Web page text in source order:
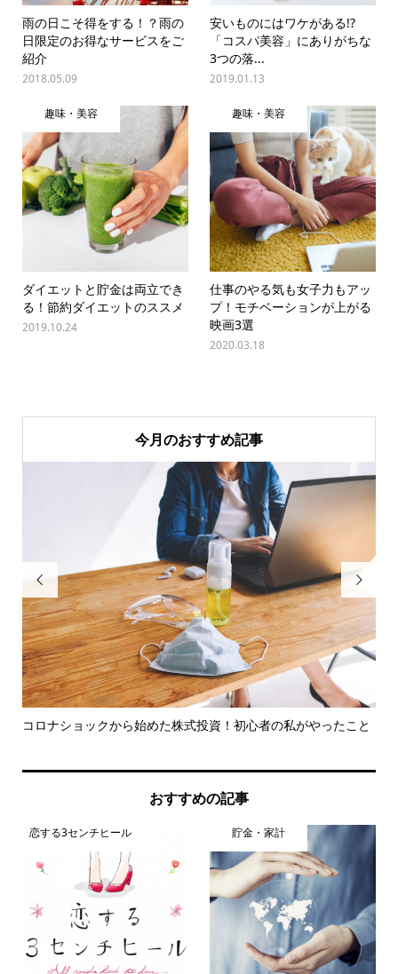
雨の日こそ得をする！？雨の
日限定のお得なサービスをご
紹介
2018.05.09
安いものにはワケがある!?
「コスパ美容」にありがちな
3つの落...
2019.01.13
趣味・美容
ダイエットと貯金は両立でき
る！節約ダイエットのススメ
2019.10.24
趣味・美容
仕事のやる気も女子力もアッ
プ！モチベーションが上がる
映画3選
2020.03.18
今月のおすすめ記事

コロナショックから始めた株式投資！初心者の私がやったこと

おすすめの記事
恋する3センチヒール 貯金・家計